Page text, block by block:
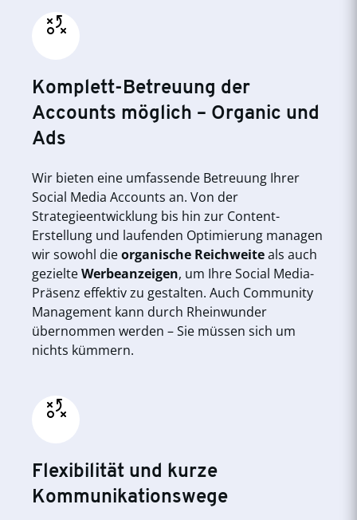
Komplett-Betreuung der
Accounts möglich – Organic und
Ads
Wir bieten eine umfassende Betreuung Ihrer
Social Media Accounts an. Von der
Strategieentwicklung bis hin zur Content-
Erstellung und laufenden Optimierung managen
wir sowohl dieorganische Reichweiteals auch
gezielteWerbeanzeigen, um Ihre Social Media-
Präsenz effektiv zu gestalten. Auch Community
Management kann durch Rheinwunder
übernommen werden – Sie müssen sich um
nichts kümmern.
Flexibilität und kurze
Kommunikationswege